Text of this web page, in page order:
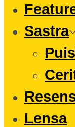
Sastra
Lensa